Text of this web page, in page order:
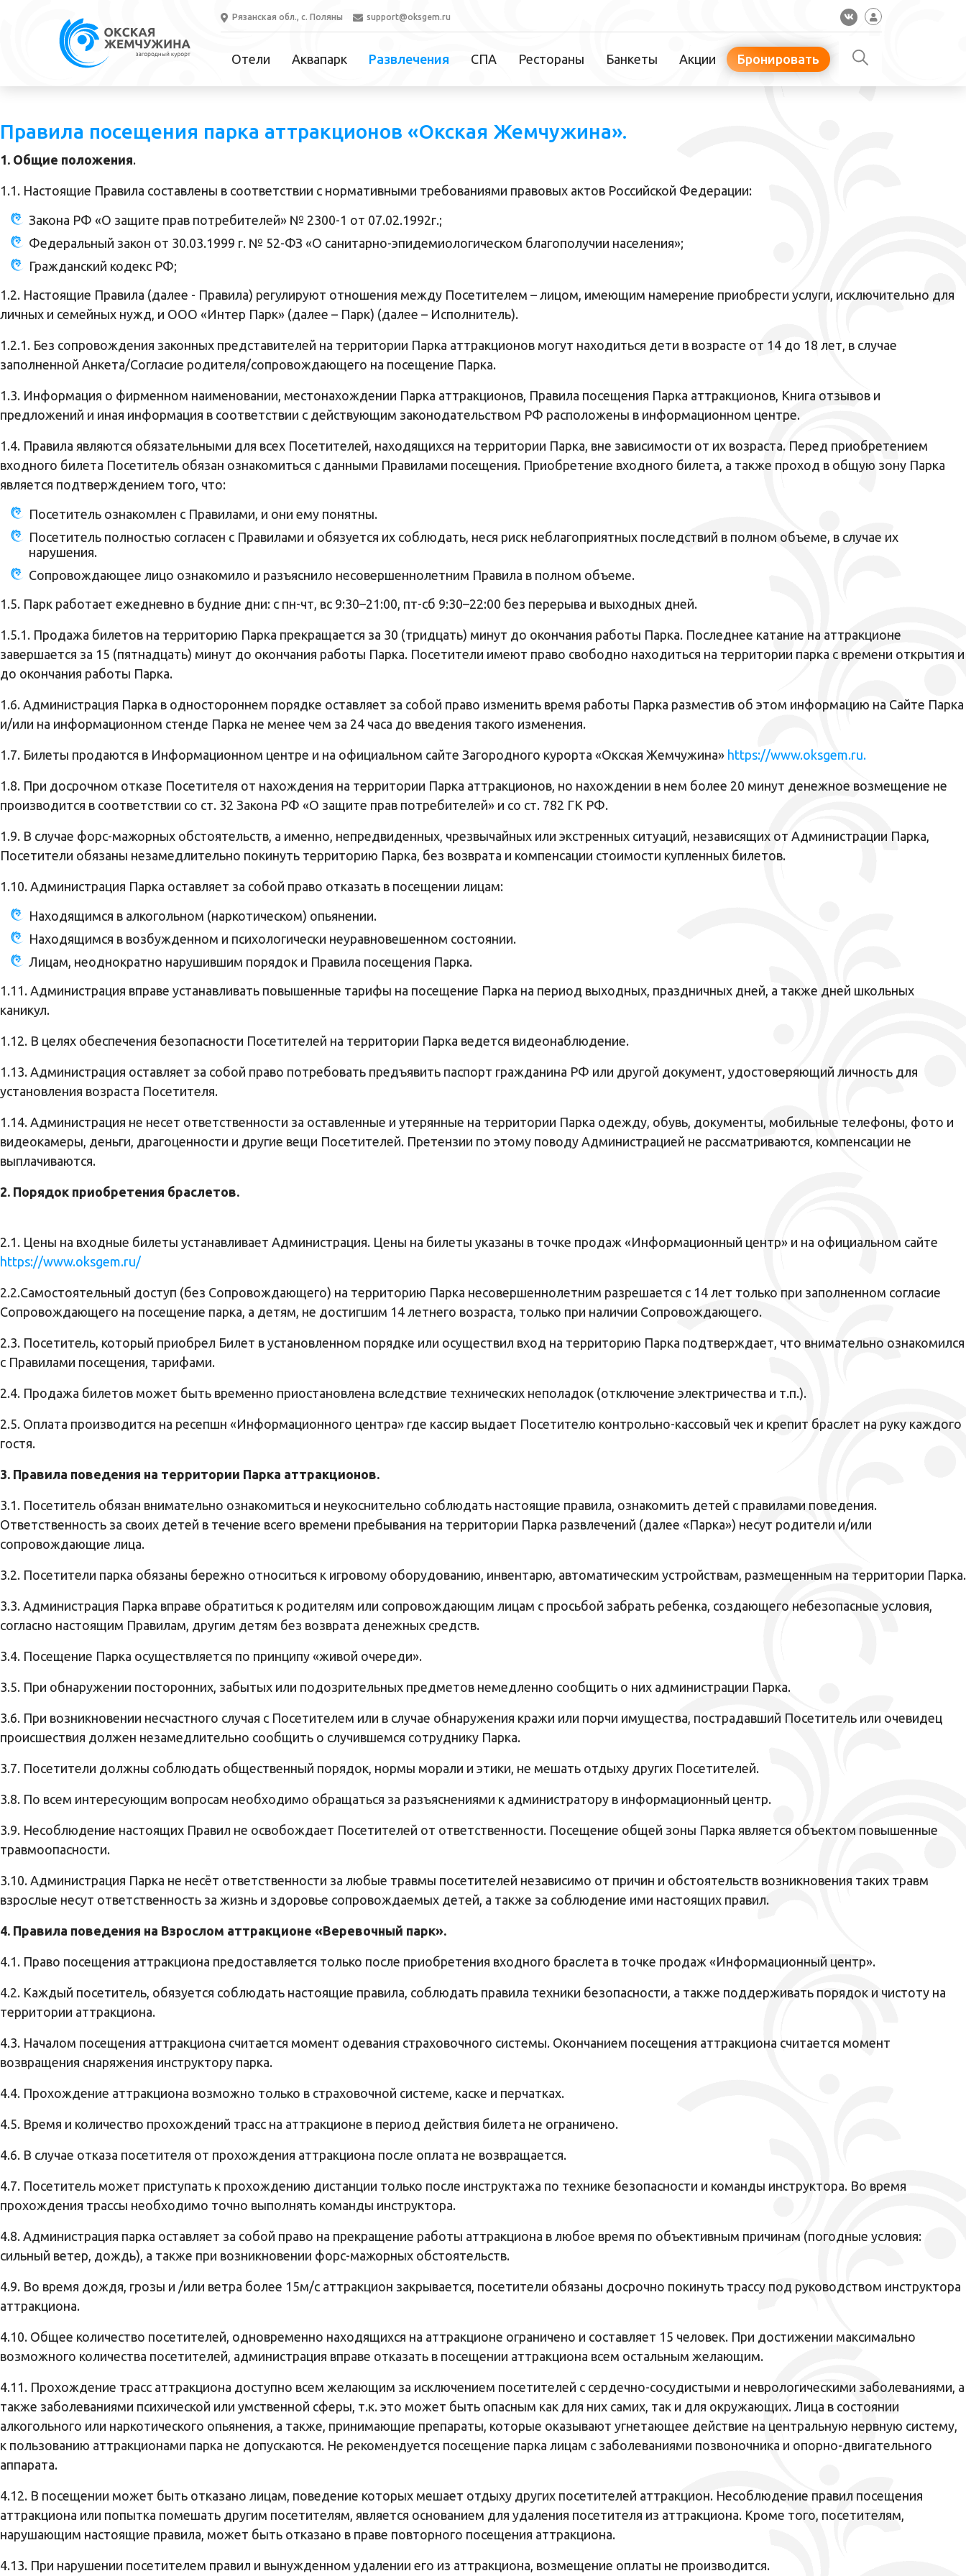
Рязанская обл., с. Поляны support@oksgem.ru
Отели Аквапарк Развлечения СПА Рестораны Банкеты Акции Бронировать
Правила посещения парка аттракционов «Окская Жемчужина».
1. Общие положения.
1.1. Настоящие Правила составлены в соответствии с нормативными требованиями правовых актов Российской Федерации:
Закона РФ «О защите прав потребителей» № 2300-1 от 07.02.1992г.;
Федеральный закон от 30.03.1999 г. № 52-ФЗ «О санитарно-эпидемиологическом благополучии населения»;
Гражданский кодекс РФ;
1.2. Настоящие Правила (далее - Правила) регулируют отношения между Посетителем – лицом, имеющим намерение приобрести услуги, исключительно для
личных и семейных нужд, и ООО «Интер Парк» (далее – Парк) (далее – Исполнитель).
1.2.1. Без сопровождения законных представителей на территории Парка аттракционов могут находиться дети в возрасте от 14 до 18 лет, в случае
заполненной Анкета/Согласие родителя/сопровождающего на посещение Парка.
1.3. Информация о фирменном наименовании, местонахождении Парка аттракционов, Правила посещения Парка аттракционов, Книга отзывов и
предложений и иная информация в соответствии с действующим законодательством РФ расположены в информационном центре.
1.4. Правила являются обязательными для всех Посетителей, находящихся на территории Парка, вне зависимости от их возраста. Перед приобретением
входного билета Посетитель обязан ознакомиться с данными Правилами посещения. Приобретение входного билета, а также проход в общую зону Парка
является подтверждением того, что:
Посетитель ознакомлен с Правилами, и они ему понятны.
Посетитель полностью согласен с Правилами и обязуется их соблюдать, неся риск неблагоприятных последствий в полном объеме, в случае их
нарушения.
Сопровождающее лицо ознакомило и разъяснило несовершеннолетним Правила в полном объеме.
1.5. Парк работает ежедневно в будние дни: с пн-чт, вс 9:30–21:00, пт-сб 9:30–22:00 без перерыва и выходных дней.
1.5.1. Продажа билетов на территорию Парка прекращается за 30 (тридцать) минут до окончания работы Парка. Последнее катание на аттракционе
завершается за 15 (пятнадцать) минут до окончания работы Парка. Посетители имеют право свободно находиться на территории парка с времени открытия и
до окончания работы Парка.
1.6. Администрация Парка в одностороннем порядке оставляет за собой право изменить время работы Парка разместив об этом информацию на Сайте Парка
и/или на информационном стенде Парка не менее чем за 24 часа до введения такого изменения.
1.7. Билеты продаются в Информационном центре и на официальном сайте Загородного курорта «Окская Жемчужина» https://www.oksgem.ru.
1.8. При досрочном отказе Посетителя от нахождения на территории Парка аттракционов, но нахождении в нем более 20 минут денежное возмещение не
производится в соответствии со ст. 32 Закона РФ «О защите прав потребителей» и со ст. 782 ГК РФ.
1.9. В случае форс-мажорных обстоятельств, а именно, непредвиденных, чрезвычайных или экстренных ситуаций, независящих от Администрации Парка,
Посетители обязаны незамедлительно покинуть территорию Парка, без возврата и компенсации стоимости купленных билетов.
1.10. Администрация Парка оставляет за собой право отказать в посещении лицам:
Находящимся в алкогольном (наркотическом) опьянении.
Находящимся в возбужденном и психологически неуравновешенном состоянии.
Лицам, неоднократно нарушившим порядок и Правила посещения Парка.
1.11. Администрация вправе устанавливать повышенные тарифы на посещение Парка на период выходных, праздничных дней, а также дней школьных
каникул.
1.12. В целях обеспечения безопасности Посетителей на территории Парка ведется видеонаблюдение.
1.13. Администрация оставляет за собой право потребовать предъявить паспорт гражданина РФ или другой документ, удостоверяющий личность для
установления возраста Посетителя.
1.14. Администрация не несет ответственности за оставленные и утерянные на территории Парка одежду, обувь, документы, мобильные телефоны, фото и
видеокамеры, деньги, драгоценности и другие вещи Посетителей. Претензии по этому поводу Администрацией не рассматриваются, компенсации не
выплачиваются.
2. Порядок приобретения браслетов.
2.1. Цены на входные билеты устанавливает Администрация. Цены на билеты указаны в точке продаж «Информационный центр» и на официальном сайте
https://www.oksgem.ru/
2.2.Самостоятельный доступ (без Сопровождающего) на территорию Парка несовершеннолетним разрешается с 14 лет только при заполненном согласие
Сопровождающего на посещение парка, а детям, не достигшим 14 летнего возраста, только при наличии Сопровождающего.
2.3. Посетитель, который приобрел Билет в установленном порядке или осуществил вход на территорию Парка подтверждает, что внимательно ознакомился
с Правилами посещения, тарифами.
2.4. Продажа билетов может быть временно приостановлена вследствие технических неполадок (отключение электричества и т.п.).
2.5. Оплата производится на ресепшн «Информационного центра» где кассир выдает Посетителю контрольно-кассовый чек и крепит браслет на руку каждого
гостя.
3. Правила поведения на территории Парка аттракционов.
3.1. Посетитель обязан внимательно ознакомиться и неукоснительно соблюдать настоящие правила, ознакомить детей с правилами поведения.
Ответственность за своих детей в течение всего времени пребывания на территории Парка развлечений (далее «Парка») несут родители и/или
сопровождающие лица.
3.2. Посетители парка обязаны бережно относиться к игровому оборудованию, инвентарю, автоматическим устройствам, размещенным на территории Парка.
3.3. Администрация Парка вправе обратиться к родителям или сопровождающим лицам с просьбой забрать ребенка, создающего небезопасные условия,
согласно настоящим Правилам, другим детям без возврата денежных средств.
3.4. Посещение Парка осуществляется по принципу «живой очереди».
3.5. При обнаружении посторонних, забытых или подозрительных предметов немедленно сообщить о них администрации Парка.
3.6. При возникновении несчастного случая с Посетителем или в случае обнаружения кражи или порчи имущества, пострадавший Посетитель или очевидец
происшествия должен незамедлительно сообщить о случившемся сотруднику Парка.
3.7. Посетители должны соблюдать общественный порядок, нормы морали и этики, не мешать отдыху других Посетителей.
3.8. По всем интересующим вопросам необходимо обращаться за разъяснениями к администратору в информационный центр.
3.9. Несоблюдение настоящих Правил не освобождает Посетителей от ответственности. Посещение общей зоны Парка является объектом повышенные
травмоопасности.
3.10. Администрация Парка не несёт ответственности за любые травмы посетителей независимо от причин и обстоятельств возникновения таких травм
взрослые несут ответственность за жизнь и здоровье сопровождаемых детей, а также за соблюдение ими настоящих правил.
4. Правила поведения на Взрослом аттракционе «Веревочный парк».
4.1. Право посещения аттракциона предоставляется только после приобретения входного браслета в точке продаж «Информационный центр».
4.2. Каждый посетитель, обязуется соблюдать настоящие правила, соблюдать правила техники безопасности, а также поддерживать порядок и чистоту на
территории аттракциона.
4.3. Началом посещения аттракциона считается момент одевания страховочного системы. Окончанием посещения аттракциона считается момент
возвращения снаряжения инструктору парка.
4.4. Прохождение аттракциона возможно только в страховочной системе, каске и перчатках.
4.5. Время и количество прохождений трасс на аттракционе в период действия билета не ограничено.
4.6. В случае отказа посетителя от прохождения аттракциона после оплата не возвращается.
4.7. Посетитель может приступать к прохождению дистанции только после инструктажа по технике безопасности и команды инструктора. Во время
прохождения трассы необходимо точно выполнять команды инструктора.
4.8. Администрация парка оставляет за собой право на прекращение работы аттракциона в любое время по объективным причинам (погодные условия:
сильный ветер, дождь), а также при возникновении форс-мажорных обстоятельств.
4.9. Во время дождя, грозы и /или ветра более 15м/с аттракцион закрывается, посетители обязаны досрочно покинуть трассу под руководством инструктора
аттракциона.
4.10. Общее количество посетителей, одновременно находящихся на аттракционе ограничено и составляет 15 человек. При достижении максимально
возможного количества посетителей, администрация вправе отказать в посещении аттракциона всем остальным желающим.
4.11. Прохождение трасс аттракциона доступно всем желающим за исключением посетителей с сердечно-сосудистыми и неврологическими заболеваниями, а
также заболеваниями психической или умственной сферы, т.к. это может быть опасным как для них самих, так и для окружающих. Лица в состоянии
алкогольного или наркотического опьянения, а также, принимающие препараты, которые оказывают угнетающее действие на центральную нервную систему,
к пользованию аттракционами парка не допускаются. Не рекомендуется посещение парка лицам с заболеваниями позвоночника и опорно-двигательного
аппарата.
4.12. В посещении может быть отказано лицам, поведение которых мешает отдыху других посетителей аттракцион. Несоблюдение правил посещения
аттракциона или попытка помешать другим посетителям, является основанием для удаления посетителя из аттракциона. Кроме того, посетителям,
нарушающим настоящие правила, может быть отказано в праве повторного посещения аттракциона.
4.13. При нарушении посетителем правил и вынужденном удалении его из аттракциона, возмещение оплаты не производится.